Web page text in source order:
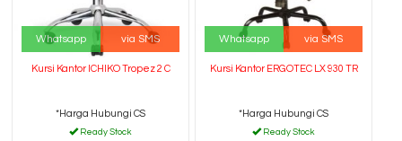
Whatsapp via SMS
Kursi Kantor ICHIKO Tropez 2 C
*Harga Hubungi CS
Ready Stock
Whatsapp via SMS
Kursi Kantor ERGOTEC LX 930 TR
*Harga Hubungi CS
Ready Stock